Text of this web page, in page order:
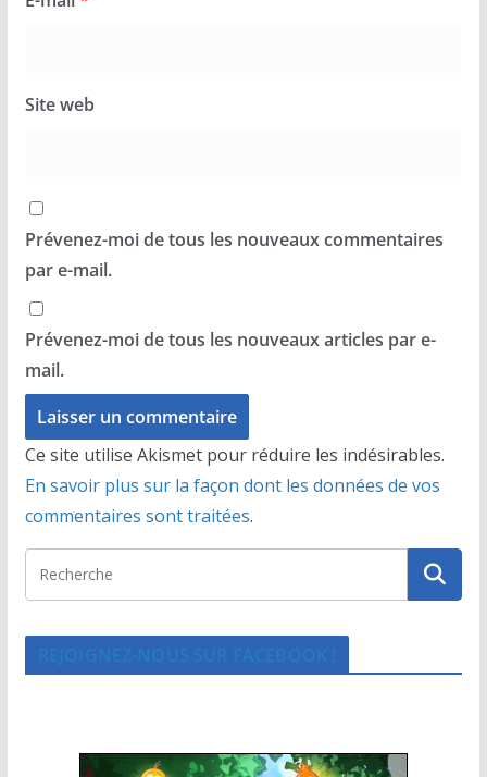
Site web
Prévenez-moi de tous les nouveaux commentaires
par e-mail.
Prévenez-moi de tous les nouveaux articles par e-
mail.
Ce site utilise Akismet pour réduire les indésirables.
En savoir plus sur la façon dont les données de vos
commentaires sont traitées.
REJOIGNEZ-NOUS SUR FACEBOOK !